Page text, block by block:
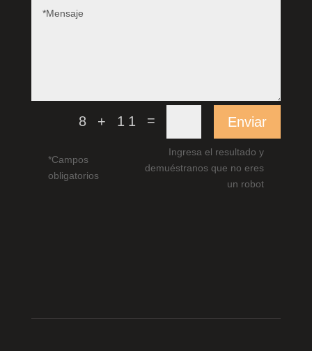
8 + 11 = Enviar
*Campos
obligatorios
Ingresa el resultado y
demuéstranos que no eres
un robot